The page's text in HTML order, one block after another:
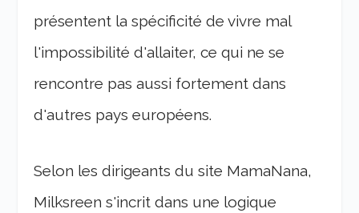
présentent la spécificité de vivre mal
l'impossibilité d'allaiter, ce qui ne se
rencontre pas aussi fortement dans
d'autres pays européens.
Selon les dirigeants du site MamaNana,
Milksreen s'incrit dans une logique